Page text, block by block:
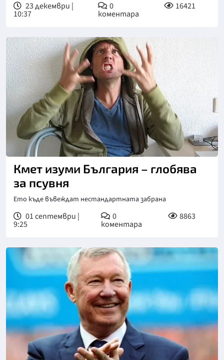
23 декември |
10:37
0
коментара
16421
Кмет изуми България – глобява
за псувня
Ето къде въвеждат нестандартната забрана
01 септември |
9:25
0
коментара
8863